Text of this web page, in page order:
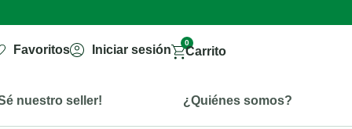
Favoritos Iniciar sesión
0
Carrito
nuestro seller! ¿Quiénes somos?